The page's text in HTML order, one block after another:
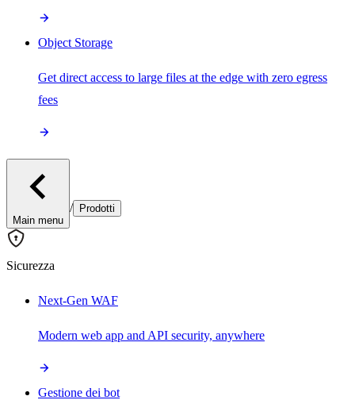
Object Storage
Get direct access to large files at the edge with zero egress
fees
Main menu
/ Prodotti
Sicurezza
Next-Gen WAF
Modern web app and API security, anywhere
Gestione dei bot